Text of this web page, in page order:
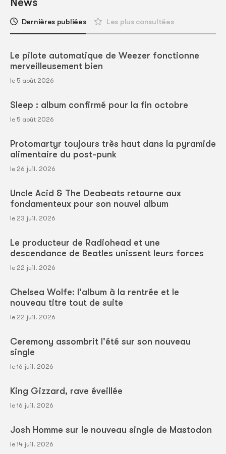
Dernières publiées Les plus consultées
Le pilote automatique de Weezer fonctionne
merveilleusement bien
le 5 août 2026
Sleep : album confirmé pour la fin octobre
le 5 août 2026
Protomartyr toujours très haut dans la pyramide
alimentaire du post-punk
le 26 juil. 2026
Uncle Acid & The Deabeats retourne aux
fondamenteux pour son nouvel album
le 23 juil. 2026
Le producteur de Radiohead et une
descendance de Beatles unissent leurs forces
le 22 juil. 2026
Chelsea Wolfe: l'album à la rentrée et le
nouveau titre tout de suite
le 22 juil. 2026
Ceremony assombrit l'été sur son nouveau
single
le 16 juil. 2026
King Gizzard, rave éveillée
le 16 juil. 2026
Josh Homme sur le nouveau single de Mastodon
le 14 juil. 2026